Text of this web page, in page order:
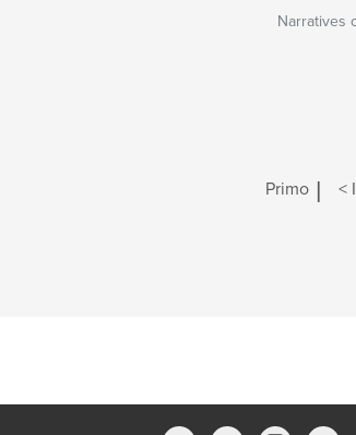
Narratives
Primo | <